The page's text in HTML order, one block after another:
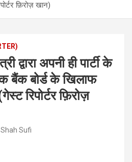
फ़िरोज़ खान)
द्वारा अपनी ही पार्टी के
बैंक बोर्ड के खिलाफ
रिपोर्टर फ़िरोज़
Sufi